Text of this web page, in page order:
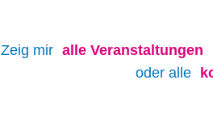
Zeig mir alle Veranstaltungen
oder alle